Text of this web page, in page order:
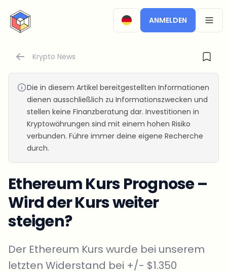
CryptoTicker
ANMELDEN
Krypto News
Die in diesem Artikel bereitgestellten Informationen
dienen ausschließlich zu Informationszwecken und
stellen keine Finanzberatung dar. Investitionen in
Kryptowährungen sind mit einem hohen Risiko
verbunden. Führe immer deine eigene Recherche
durch.
Ethereum Kurs Prognose –
Wird der Kurs weiter
steigen?
Der Ethereum Kurs wurde bei unserem
letzten Widerstand bei +/- $1.350